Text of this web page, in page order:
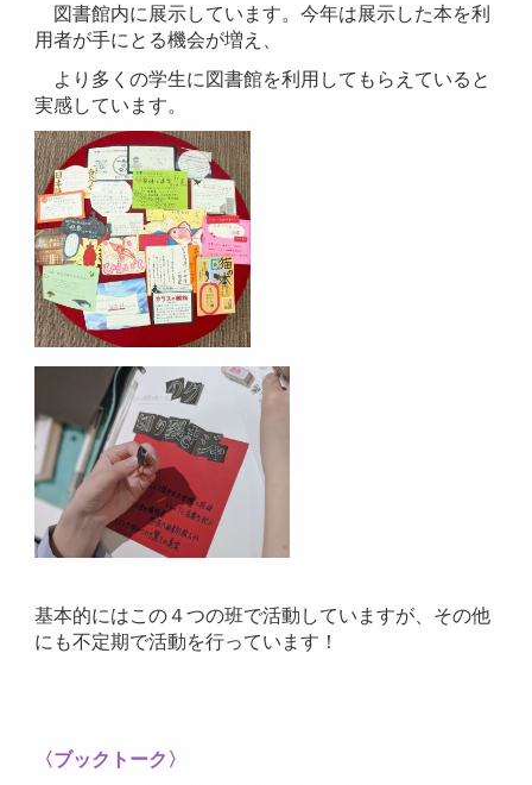
図書館内に展示しています。今年は展示した本を利
用者が手にとる機会が増え、
より多くの学生に図書館を利用してもらえていると
実感しています。
基本的にはこの４つの班で活動していますが、その他
にも不定期で活動を行っています！
〈ブックトーク〉